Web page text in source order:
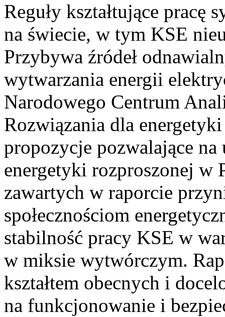
Reguły kształtujące pracę
na świecie, w tym KSE
Przybywa źródeł
wytwarzania energii
Narodowego Centrum
Rozwiązania dla
propozycje pozwalające
energetyki rozproszonej w
zawartych w raporcie
społecznościom
stabilność pracy KSE w
w miksie wytwórczym.
kształtem obecnych i
na funkcjonowanie i